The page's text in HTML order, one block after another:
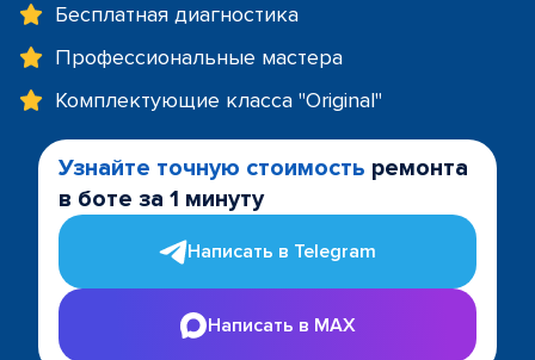
Бесплатная диагностика
Профессиональные мастера
Комплектующие класса "Original"
Узнайте точную стоимость ремонта
в боте за 1 минуту
Написать в Telegram
Написать в MAX